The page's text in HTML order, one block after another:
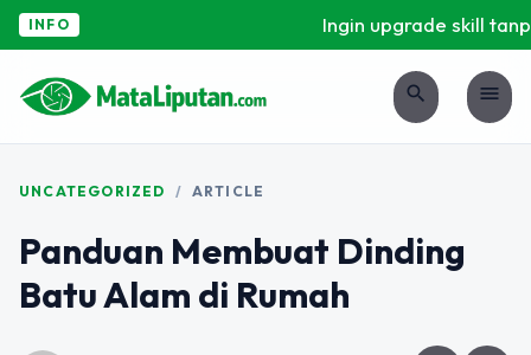
INFO Ingin upgrade skill
search menu
UNCATEGORIZED / ARTICLE
Panduan Membuat Dinding
Batu Alam di Rumah